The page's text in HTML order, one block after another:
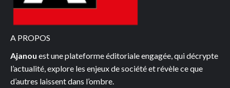
A PROPOS
Ajanou est une plateforme éditoriale engagée, qui décrypte
l’actualité, explore les enjeux de société et révèle ce que
d’autres laissent dans l’ombre.